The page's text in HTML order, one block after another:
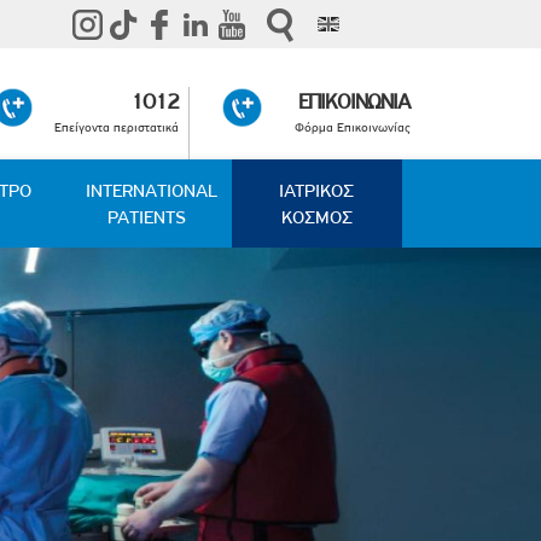
1012
Επείγοντα περιστατικά
ΕΠΙΚΟΙΝΩΝΙΑ
Φόρμα Επικοινωνίας
INTERNATIONAL
PATIENTS
ΙΑΤΡΙΚΟΣ
ΚΟΣΜΟΣ